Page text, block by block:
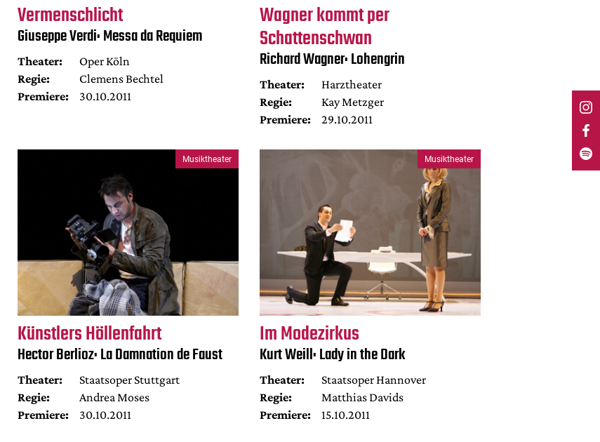
Vermenschlicht
Giuseppe Verdi: Messa da Requiem
Theater:
Oper Köln
Regie:
Clemens Bechtel
Premiere:
30.10.2011
Wagner kommt per
Schattenschwan
Richard Wagner: Lohengrin
Theater:
Harztheater
Regie:
Kay Metzger
Premiere:
29.10.2011
Musiktheater
Künstlers Höllenfahrt
Hector Berlioz: La Damnation de Faust
Theater:
Staatsoper Stuttgart
Regie:
Andrea Moses
Premiere:
30.10.2011
Musiktheater
Im Modezirkus
Kurt Weill: Lady in the Dark
Theater:
Staatsoper Hannover
Regie:
Matthias Davids
Premiere:
15.10.2011